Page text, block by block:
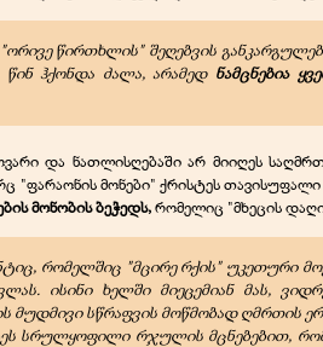
წირთხლის" შეღებვის
ჰქონდა ძალა, არამედ ნამცნებია
და ნათლისღებაში არ მიიღეს
"ფარაონის მონები" ქრისტეს
მონობის ბეჭედს,რომელიც "მხეცის
რომელშიც "მცირე რქის" უკეთური
ისინი ხელში მიეცემიან მას,
მუდმივი სწრაფვის მოწმობად ღმრთის
სრულყოფილი რჯულის მცნებებით,